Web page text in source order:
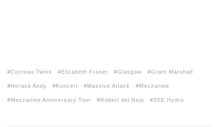
Cocteau Twins Elizabeth Fraser Glasgow Grant Marshall
Horace Andy Koncert Massive Attack Mezzanine
Mezzanine Anniversary Tour Robert del Neja SSE Hydro